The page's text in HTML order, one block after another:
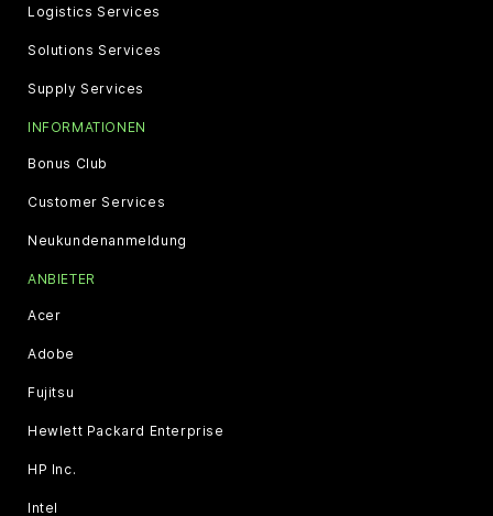
Logistics Services
Solutions Services
Supply Services
INFORMATIONEN
Bonus Club
Customer Services
Neukundenanmeldung
ANBIETER
Acer
Adobe
Fujitsu
Hewlett Packard Enterprise
HP Inc.
Intel